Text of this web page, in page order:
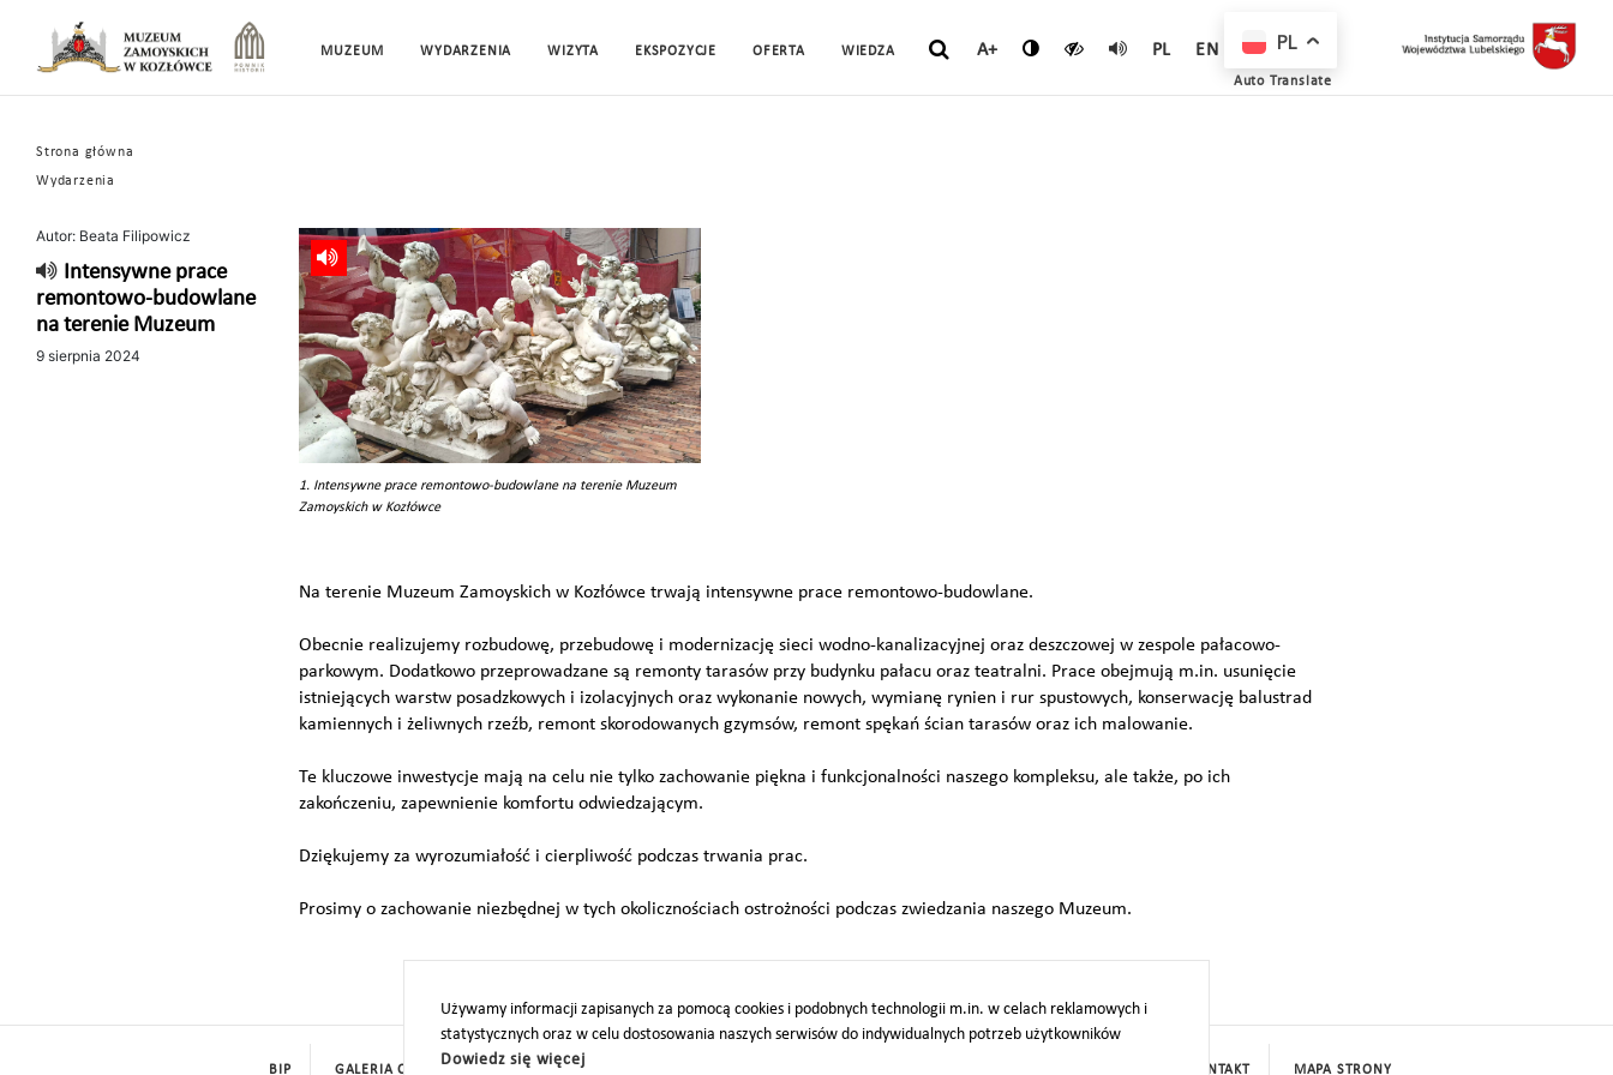
MUZEUM WYDARZENIA WIZYTA EKSPOZYCJE OFERTA WIEDZA A+ PL EN
Strona główna
Wydarzenia
Autor: Beata Filipowicz
Intensywne prace
remontowo-budowlane
na terenie Muzeum
9 sierpnia 2024
1. Intensywne prace remontowo-budowlane na terenie Muzeum
Zamoyskich w Kozłówce
Na terenie Muzeum Zamoyskich w Kozłówce trwają intensywne prace remontowo-budowlane.
Obecnie realizujemy rozbudowę, przebudowę i modernizację sieci wodno-kanalizacyjnej oraz deszczowej w zespole pałacowo-
parkowym. Dodatkowo przeprowadzane są remonty tarasów przy budynku pałacu oraz teatralni. Prace obejmują m.in. usunięcie
istniejących warstw posadzkowych i izolacyjnych oraz wykonanie nowych, wymianę rynien i rur spustowych, konserwację balustrad
kamiennych i żeliwnych rzeźb, remont skorodowanych gzymsów, remont spękań ścian tarasów oraz ich malowanie.
Te kluczowe inwestycje mają na celu nie tylko zachowanie piękna i funkcjonalności naszego kompleksu, ale także, po ich
zakończeniu, zapewnienie komfortu odwiedzającym.
Dziękujemy za wyrozumiałość i cierpliwość podczas trwania prac.
Prosimy o zachowanie niezbędnej w tych okolicznościach ostrożności podczas zwiedzania naszego Muzeum.
Używamy informacji zapisanych za pomocą cookies i podobnych technologii m.in. w celach reklamowych i
statystycznych oraz w celu dostosowania naszych serwisów do indywidualnych potrzeb użytkowników
Dowiedz się więcej
BIP GALERIA CYFROWA RODO KONTAKT MAPA STRONY
PL
Auto Translate